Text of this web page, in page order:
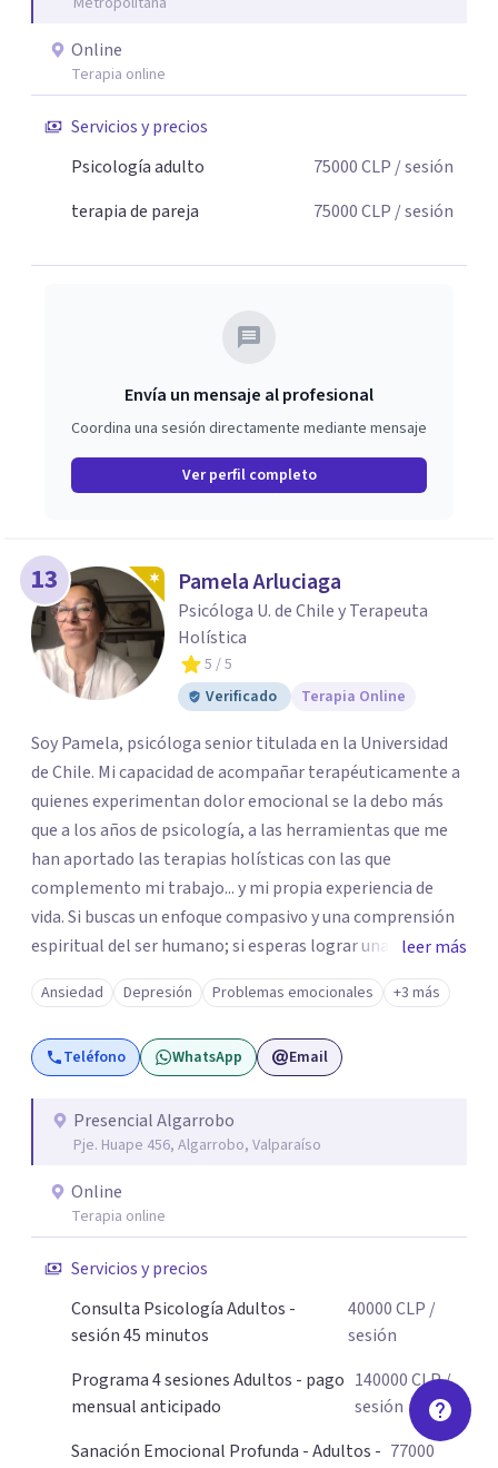
necesidades únicas de cada persona o pareja que consulta.
Online
Terapia online
Servicios y precios
Psicología adulto
75000CLP / sesión
terapia de pareja
75000CLP / sesión
Envía un mensaje al profesional
Coordina una sesión directamente mediante mensaje
Ver perfil completo
13 Pamela Arluciaga
Psicóloga U. de Chile y Terapeuta
Holística
5 / 5
Verificado
Terapia Online
Soy Pamela, psicóloga senior titulada en la Universidad
de Chile. Mi capacidad de acompañar terapéuticamente a
quienes experimentan dolor emocional se la debo más
que a los años de psicología, a las herramientas que me
han aportado las terapias holísticas con las que
complemento mi trabajo... y mi propia experiencia de
vida. Si buscas un enfoque compasivo y una comprensión
espiritual del ser humano; si esperas lograr una sanación
emocional profunda y duradera, te espero en sesión.
Atiendo con frecuencia a personas que han convivido por
meses o años con síntomas de depresión y ansiedad,
principalmente mujeres adultas y adolescentes.
abrazo, Pamela
leer más
Ansiedad Depresión Problemas emocionales +3 más
Teléfono WhatsApp Email
Presencial Algarrobo
Pje. Huape 456, Algarrobo, Valparaíso
Online
Terapia online
Servicios y precios
Consulta Psicología Adultos -
sesión 45 minutos
40000CLP /
sesión
Programa 4 sesiones Adultos - pago
mensual anticipado
140000CLP/
sesión
Sanación Emocional Profunda - Adultos - 77000